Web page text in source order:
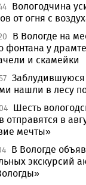
Вологодчина
от огня с
В Вологде на
фонтана у
и скамейки
нашли в лесу
Шесть
отправятся в
мечты»
В Вологде
экскурсий